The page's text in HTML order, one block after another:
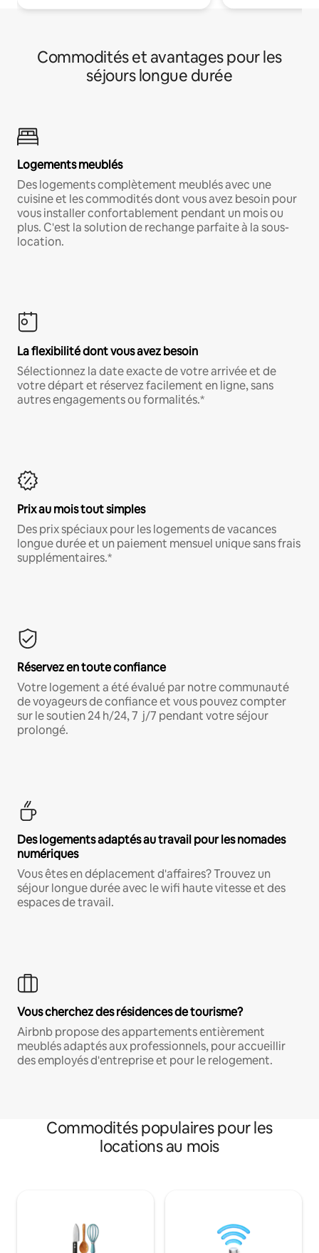
Commodités et avantages pour les
séjours longue durée
Logements meublés
Des logements complètement meublés avec une
cuisine et les commodités dont vous avez besoin pour
vous installer confortablement pendant un mois ou
plus. C'est la solution de rechange parfaite à la sous-
location.
La flexibilité dont vous avez besoin
Sélectionnez la date exacte de votre arrivée et de
votre départ et réservez facilement en ligne, sans
autres engagements ou formalités.*
Prix au mois tout simples
Des prix spéciaux pour les logements de vacances
longue durée et un paiement mensuel unique sans frais
supplémentaires.*
Réservez en toute confiance
Votre logement a été évalué par notre communauté
de voyageurs de confiance et vous pouvez compter
sur le soutien 24 h/24, 7 j/7 pendant votre séjour
prolongé.
Des logements adaptés au travail pour les nomades
numériques
Vous êtes en déplacement d'affaires? Trouvez un
séjour longue durée avec le wifi haute vitesse et des
espaces de travail.
Vous cherchez des résidences de tourisme?
Airbnb propose des appartements entièrement
meublés adaptés aux professionnels, pour accueillir
des employés d'entreprise et pour le relogement.
Commodités populaires pour les
locations au mois